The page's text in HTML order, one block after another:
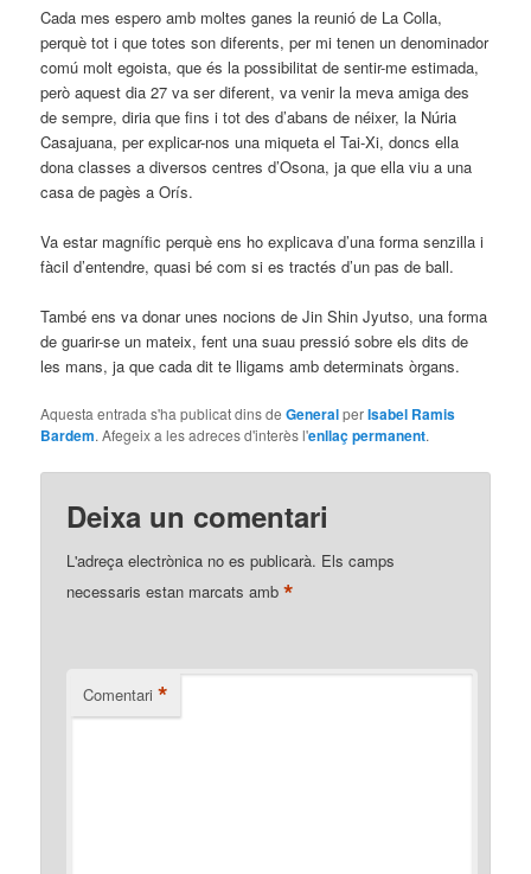
Cada mes espero amb moltes ganes la reunió de La Colla,
perquè tot i que totes son diferents, per mi tenen un denominador
comú molt egoista, que és la possibilitat de sentir-me estimada,
però aquest dia 27 va ser diferent, va venir la meva amiga des
de sempre, diria que fins i tot des d’abans de néixer, la Núria
Casajuana, per explicar-nos una miqueta el Tai-Xi, doncs ella
dona classes a diversos centres d’Osona, ja que ella viu a una
casa de pagès a Orís.
Va estar magnífic perquè ens ho explicava d’una forma senzilla i
fàcil d’entendre, quasi bé com si es tractés d’un pas de ball.
També ens va donar unes nocions de Jin Shin Jyutso, una forma
de guarir-se un mateix, fent una suau pressió sobre els dits de
les mans, ja que cada dit te lligams amb determinats òrgans.
Aquesta entrada s'ha publicat dins deGeneralperIsabel Ramis
Bardem. Afegeix a les adreces d'interès l'enllaç permanent.
Deixa un comentari
L'adreça electrònica no es publicarà. Els camps
necessaris estan marcats amb*
Comentari *